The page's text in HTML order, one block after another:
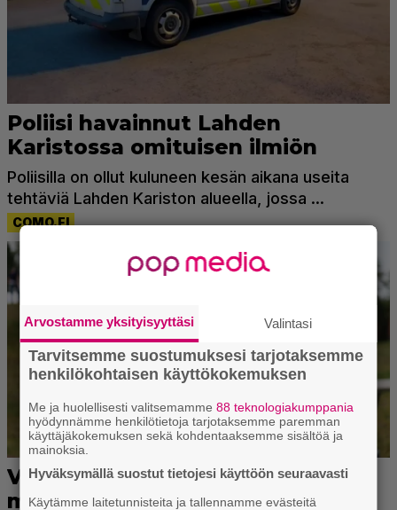
Arvostamme yksityisyyttäsi Valintasi
Tarvitsemme suostumuksesi tarjotaksemme
henkilökohtaisen käyttökokemuksen
Me ja huolellisesti valitsemamme88 teknologiakumppania
hyödynnämme henkilötietoja tarjotaksemme paremman
käyttäjäkokemuksen sekä kohdentaaksemme sisältöä ja
mainoksia.
Hyväksymällä suostut tietojesi käyttöön seuraavasti
Käytämme laitetunnisteita ja tallennamme evästeitä